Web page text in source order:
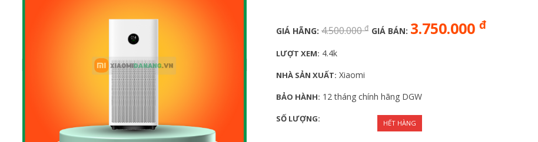
GIÁ HÃNG: 4.500.000đ GIÁ BÁN: 3.750.000 đ
LƯỢT XEM: 4.4k
NHÀ SẢN XUẤT: Xiaomi
BẢO HÀNH: 12 tháng chính hãng DGW
SỐ LƯỢNG: HẾT HÀNG